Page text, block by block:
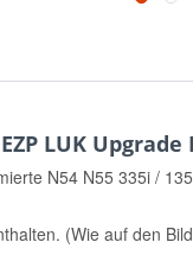
LUK Upgrade
N54 N55 335i /
(Wie auf den